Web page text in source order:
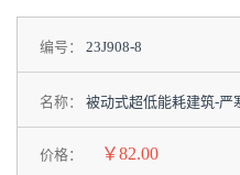
编号： 23J908-8
名称： 被动式超低能耗建筑-严
价格： ￥82.00